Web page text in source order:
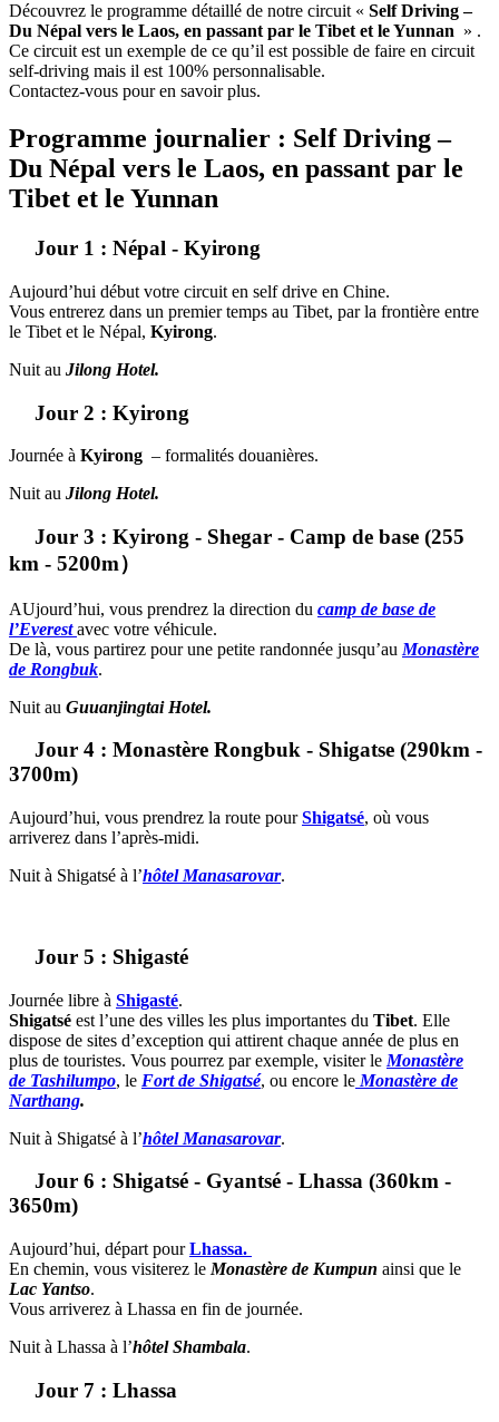
Découvrez le programme détaillé de notre circuit « Self Driving –
Du Népal vers le Laos, en passant par le Tibet et le Yunnan » .
Ce circuit est un exemple de ce qu’il est possible de faire en circuit
self-driving mais il est 100% personnalisable.
Contactez-vous pour en savoir plus.
Programme journalier : Self Driving –
Du Népal vers le Laos, en passant par le
Tibet et le Yunnan
Jour 1 : Népal - Kyirong
Aujourd’hui début votre circuit en self drive en Chine.
Vous entrerez dans un premier temps au Tibet, par la frontière entre
le Tibet et le Népal, Kyirong.
Nuit au Jilong Hotel.
Jour 2 : Kyirong
Journée à Kyirong – formalités douanières.
Nuit au Jilong Hotel.
Jour 3 : Kyirong - Shegar - Camp de base (255
km - 5200m）
AUjourd’hui, vous prendrez la direction du camp de base de
l’Everest avec votre véhicule.
De là, vous partirez pour une petite randonnée jusqu’au Monastère
de Rongbuk.
Nuit au Guuanjingtai Hotel.
Jour 4 : Monastère Rongbuk - Shigatse (290km -
3700m)
Aujourd’hui, vous prendrez la route pourShigatsé, où vous
arriverez dans l’après-midi.
Nuit à Shigatsé à l’hôtel Manasarovar.
Jour 5 : Shigasté
Journée libre à Shigasté.
Shigatsé est l’une des villes les plus importantes du Tibet. Elle
dispose de sites d’exception qui attirent chaque année de plus en
plus de touristes. Vous pourrez par exemple, visiter le Monastère
de Tashilumpo, le Fort de Shigatsé, ou encore le Monastère de
Narthang.
Nuit à Shigatsé à l’hôtel Manasarovar.
Jour 6 : Shigatsé - Gyantsé - Lhassa (360km -
3650m)
Aujourd’hui, départ pourLhassa.
En chemin, vous visiterez le Monastère de Kumpun ainsi que le
Lac Yantso.
Vous arriverez à Lhassa en fin de journée.
Nuit à Lhassa à l’hôtel Shambala.
Jour 7 : Lhassa